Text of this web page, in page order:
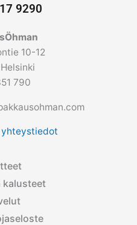
9290
10-12
790
yhteystiedot
kalusteet